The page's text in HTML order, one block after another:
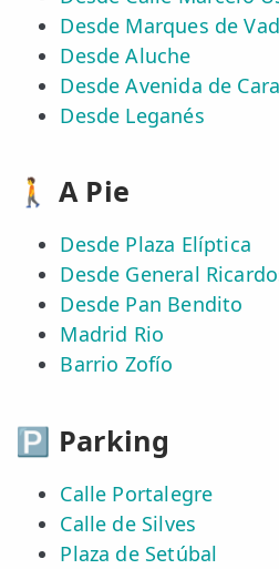
Desde Marques de
Desde Aluche
Desde Avenida de
Desde Leganés
🚶 A Pie
Desde Plaza Elíptica
Desde General
Desde Pan Bendito
Madrid Rio
Barrio Zofío
🅿️ Parking
Calle Portalegre
Calle de Silves
Plaza de Setúbal